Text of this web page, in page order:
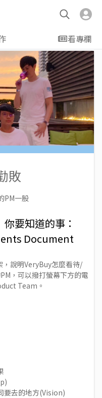
看專欄
敗
PM一股
要知道的事：
Document
，說明VeryBuy怎麼看待/
，可以撥打螢幕下方的電
Team。
要去的地方(Vision)